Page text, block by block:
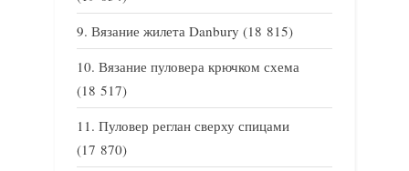
Вязание жилета Danbury (18 815)
Вязание пуловера крючком схема
(18 517)
Пуловер реглан сверху спицами
(17 870)